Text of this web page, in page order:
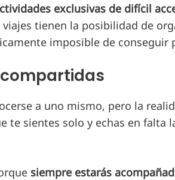
exclusivas de difícil
viajes tienen la posibilidad de
imposible de conseguir
a uno mismo, pero la
te sientes solo y echas en falta
siempre estarás